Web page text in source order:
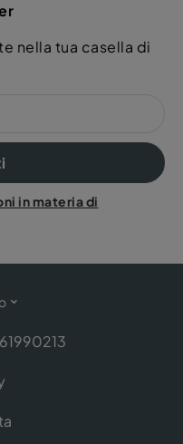
nella tua casella di
in materia di